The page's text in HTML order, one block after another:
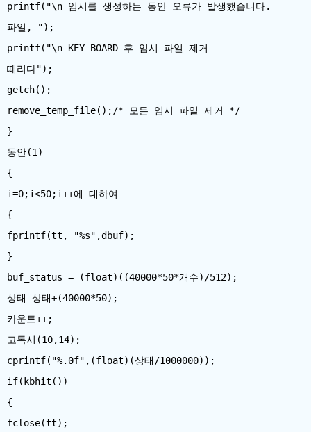
printf("\n 임시를 생성하는 동안 오류가 발생했습니다.
파일, ");
printf("\n KEY BOARD 후 임시 파일 제거
때리다");
getch();
remove_temp_file();/* 모든 임시 파일 제거 */
}
동안(1)
{
i=0;i<50;i++에 대하여
{
fprintf(tt, "%s",dbuf);
}
buf_status = (float)((40000*50*개수)/512);
상태=상태+(40000*50);
카운트++;
고톡시(10,14);
cprintf("%.0f",(float)(상태/1000000));
if(kbhit())
{
fclose(tt);